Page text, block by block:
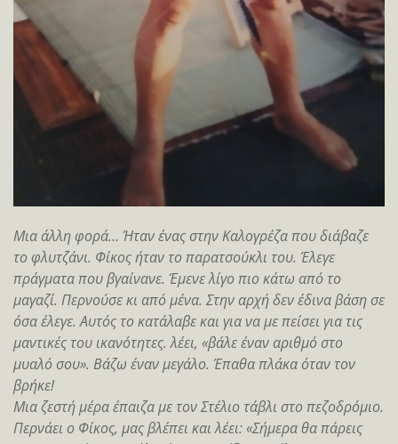
Μια άλλη φορά… Ήταν ένας στην Καλογρέζα που διάβαζε
το φλυτζάνι. Φίκος ήταν το παρατσούκλι του. Έλεγε
πράγματα που βγαίνανε. Έμενε λίγο πιο κάτω από το
μαγαζί. Περνούσε κι από μένα. Στην αρχή δεν έδινα βάση σε
όσα έλεγε. Αυτός το κατάλαβε και για να με πείσει για τις
μαντικές του ικανότητες. λέει, «βάλε έναν αριθμό στο
μυαλό σου». Βάζω έναν μεγάλο. Έπαθα πλάκα όταν τον
βρήκε!
Μια ζεστή μέρα έπαιζα με τον Στέλιο τάβλι στο πεζοδρόμιο.
Περνάει ο Φίκος, μας βλέπει και λέει: «Σήμερα θα πάρεις